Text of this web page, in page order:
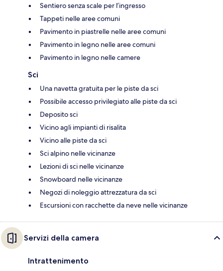
Sentiero senza scale per l’ingresso
Tappeti nelle aree comuni
Pavimento in piastrelle nelle aree comuni
Pavimento in legno nelle aree comuni
Pavimento in legno nelle camere
Sci
Una navetta gratuita per le piste da sci
Possibile accesso privilegiato alle piste da sci
Deposito sci
Vicino agli impianti di risalita
Vicino alle piste da sci
Sci alpino nelle vicinanze
Lezioni di sci nelle vicinanze
Snowboard nelle vicinanze
Negozi di noleggio attrezzatura da sci
Escursioni con racchette da neve nelle vicinanze
Servizi della camera
Intrattenimento